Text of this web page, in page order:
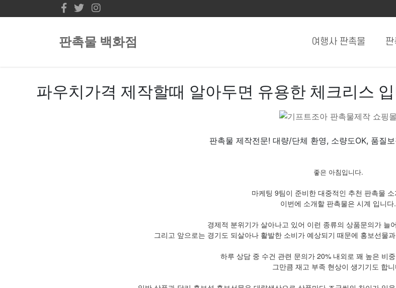
판촉물 백화점 여행사 판촉물 판
파우치가격 제작할때 알아두면 유용한 체크리스
판촉물 제작전문! 대량/단체 환영, 소량도OK, 품질
좋은 아침입니다.
마케팅 9팀이 준비한 대중적인 추천 판촉물
이번에 소개할 판촉물은 시계 입니다.
경제적 분위기가 살아나고 있어 이런 종류의 상품문의가 늘
그리고 앞으로는 경기도 되살아나 활발한 소비가 예상되기 때문에 홍보선물
하루 상담 중 수건 관련 문의가 20% 내외로 꽤 높은 비
그만큼 재고 부족 현상이 생기기도 합